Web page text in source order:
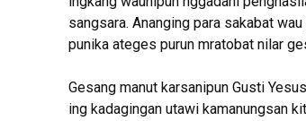
sangsara. Ananging para sakabat
punika ateges purun mratobat nilar
Gesang manut karsanipun Gusti
ing kadagingan utawi kamanungsan